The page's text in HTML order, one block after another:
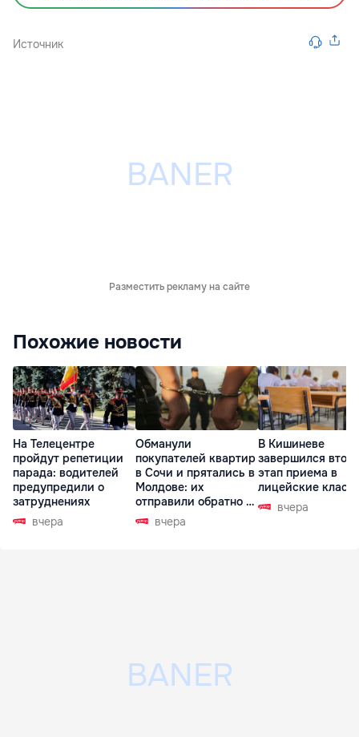
Источник
Разместить рекламу на сайте
Похожие новости
На Телецентре
пройдут репетиции
парада: водителей
предупредили о
затруднениях
вчера
Обманули
покупателей квартир
в Сочи и прятались в
Молдове: их
отправили обратно в
РФ вчера
В Кишиневе
завершился
этап приема в
лицейские
вчера